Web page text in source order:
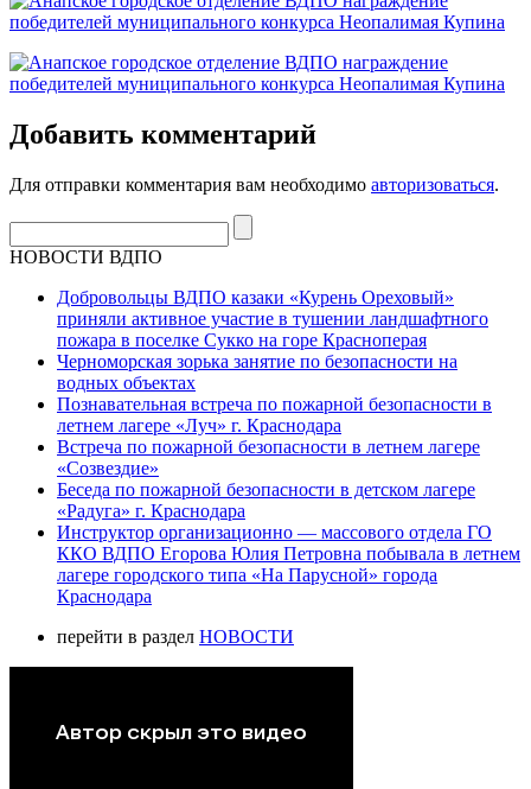
Добавить комментарий
Для отправки комментария вам необходимо авторизоваться.
НОВОСТИ ВДПО
Добровольцы ВДПО казаки «Курень Ореховый»
приняли активное участие в тушении ландшафтного
пожара в поселке Сукко на горе Красноперая
Черноморская зорька занятие по безопасности на
водных объектах
Познавательная встреча по пожарной безопасности в
летнем лагере «Луч» г. Краснодара
Встреча по пожарной безопасности в летнем лагере
«Созвездие»
Беседа по пожарной безопасности в детском лагере
«Радуга» г. Краснодара
Инструктор организационно — массового отдела ГО
ККО ВДПО Егорова Юлия Петровна побывала в летнем
лагере городского типа «На Парусной» города
Краснодара
перейти в раздел НОВОСТИ